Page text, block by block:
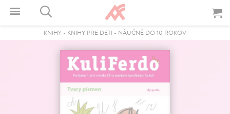
KNIHY - KNIHY PRE DETI - NÁUČNÉ DO 10 ROKOV